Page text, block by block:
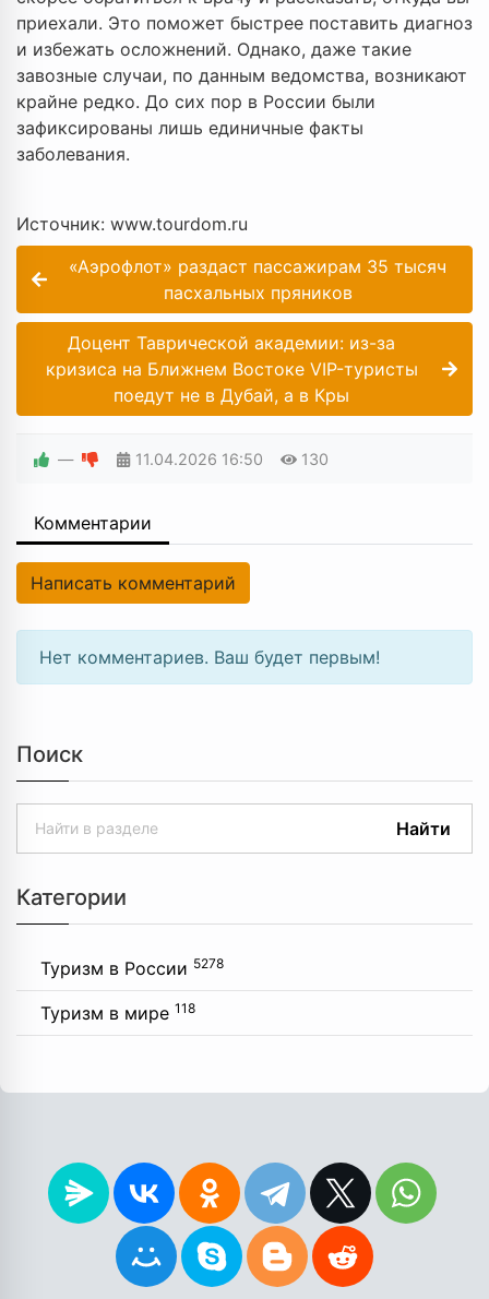
приехали. Это поможет быстрее поставить диагноз
и избежать осложнений. Однако, даже такие
завозные случаи, по данным ведомства, возникают
крайне редко. До сих пор в России были
зафиксированы лишь единичные факты
заболевания.
Источник: www.tourdom.ru
«Аэрофлот» раздаст пассажирам 35 тысяч
пасхальных пряников
Доцент Таврической академии: из-за
кризиса на Ближнем Востоке VIP-туристы
поедут не в Дубай, а в Кры
— 11.04.2026 16:50 130
Комментарии
Написать комментарий
Нет комментариев. Ваш будет первым!
Поиск
Найти
Категории
Туризм в России 5278
Туризм в мире 118